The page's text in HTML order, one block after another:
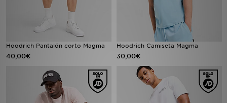
Hoodrich Pantalón corto Magma
40,00€
Hoodrich Camiseta Magma
30,00€